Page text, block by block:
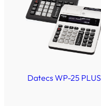
Datecs WP-25 PLUS